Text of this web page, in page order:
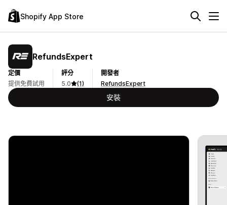
Shopify App Store
RefundsExpert
定價
提供免費試用
評分
5.0
(1)
開發者
RefundsExpert
安裝